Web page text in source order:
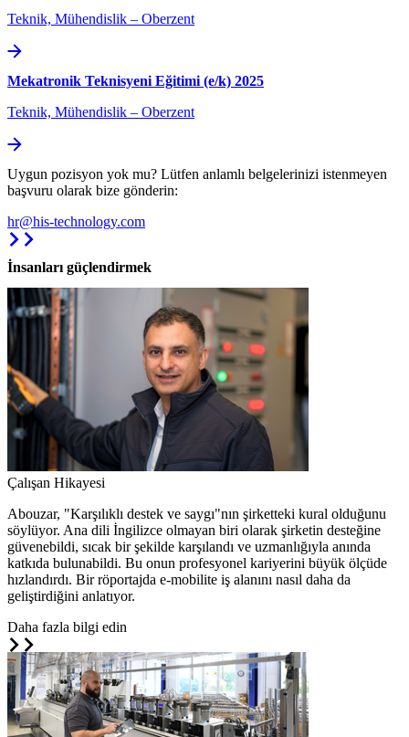
Teknik, Mühendislik – Oberzent
Mekatronik Teknisyeni Eğitimi (e/k) 2025
Teknik, Mühendislik – Oberzent
Uygun pozisyon yok mu? Lütfen anlamlı belgelerinizi istenmeyen
başvuru olarak bize gönderin:
hr@his-technology.com
İnsanları güçlendirmek
Çalışan Hikayesi
Abouzar, "Karşılıklı destek ve saygı"nın şirketteki kural olduğunu
söylüyor. Ana dili İngilizce olmayan biri olarak şirketin desteğine
güvenebildi, sıcak bir şekilde karşılandı ve uzmanlığıyla anında
katkıda bulunabildi. Bu onun profesyonel kariyerini büyük ölçüde
hızlandırdı. Bir röportajda e-mobilite iş alanını nasıl daha da
geliştirdiğini anlatıyor.
Daha fazla bilgi edin